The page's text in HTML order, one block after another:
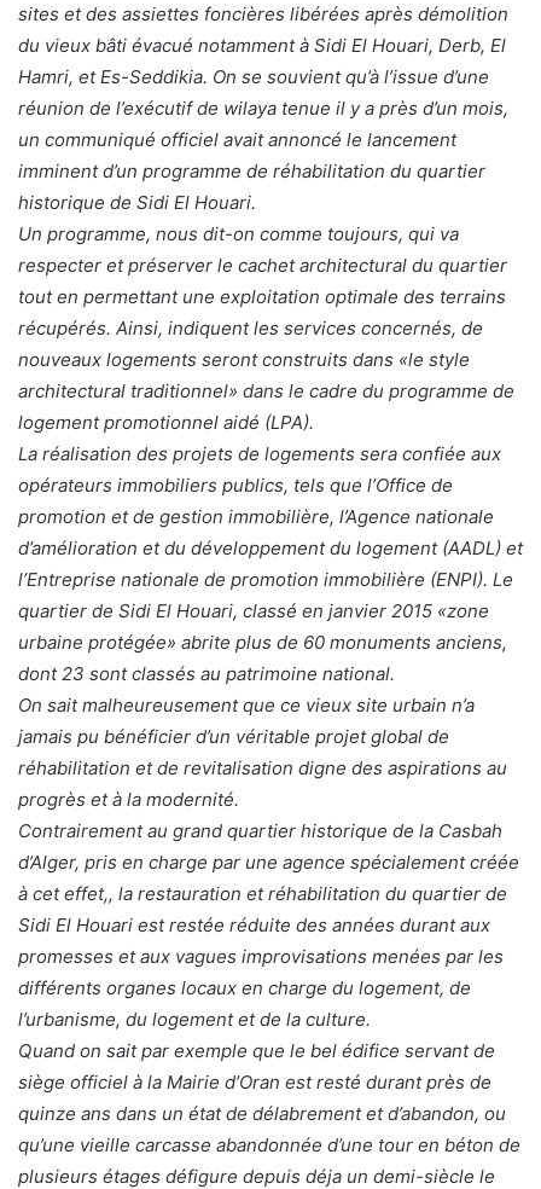
sites et des assiettes foncières libérées après démolition
du vieux bâti évacué notamment à Sidi El Houari, Derb, El
Hamri, et Es-Seddikia. On se souvient qu’à l’issue d’une
réunion de l’exécutif de wilaya tenue il y a près d’un mois,
un communiqué officiel avait annoncé le lancement
imminent d’un programme de réhabilitation du quartier
historique de Sidi El Houari.
Un programme, nous dit-on comme toujours, qui va
respecter et préserver le cachet architectural du quartier
tout en permettant une exploitation optimale des terrains
récupérés. Ainsi, indiquent les services concernés, de
nouveaux logements seront construits dans «le style
architectural traditionnel» dans le cadre du programme de
logement promotionnel aidé (LPA).
La réalisation des projets de logements sera confiée aux
opérateurs immobiliers publics, tels que l’Office de
promotion et de gestion immobilière, l’Agence nationale
d’amélioration et du développement du logement (AADL) et
l’Entreprise nationale de promotion immobilière (ENPI). Le
quartier de Sidi El Houari, classé en janvier 2015 «zone
urbaine protégée» abrite plus de 60 monuments anciens,
dont 23 sont classés au patrimoine national.
On sait malheureusement que ce vieux site urbain n’a
jamais pu bénéficier d’un véritable projet global de
réhabilitation et de revitalisation digne des aspirations au
progrès et à la modernité.
Contrairement au grand quartier historique de la Casbah
d’Alger, pris en charge par une agence spécialement créée
à cet effet,, la restauration et réhabilitation du quartier de
Sidi El Houari est restée réduite des années durant aux
promesses et aux vagues improvisations menées par les
différents organes locaux en charge du logement, de
l’urbanisme, du logement et de la culture.
Quand on sait par exemple que le bel édifice servant de
siège officiel à la Mairie d’Oran est resté durant près de
quinze ans dans un état de délabrement et d’abandon, ou
qu’une vieille carcasse abandonnée d’une tour en béton de
plusieurs étages défigure depuis déja un demi-siècle le